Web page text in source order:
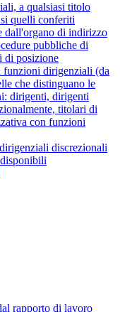
a qualsiasi titolo
quelli conferiti
dall'organo di indirizzo
pubbliche di
di posizione
funzioni dirigenziali (da
che distinguano le
dirigenti, dirigenti
titolari di
con funzioni
discrezionali
rapporto di lavoro